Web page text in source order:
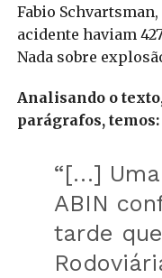
Fabio
acidente haviam
Nada sobre
Analisando o
parágrafos, temos:
“[…]
ABIN
tarde